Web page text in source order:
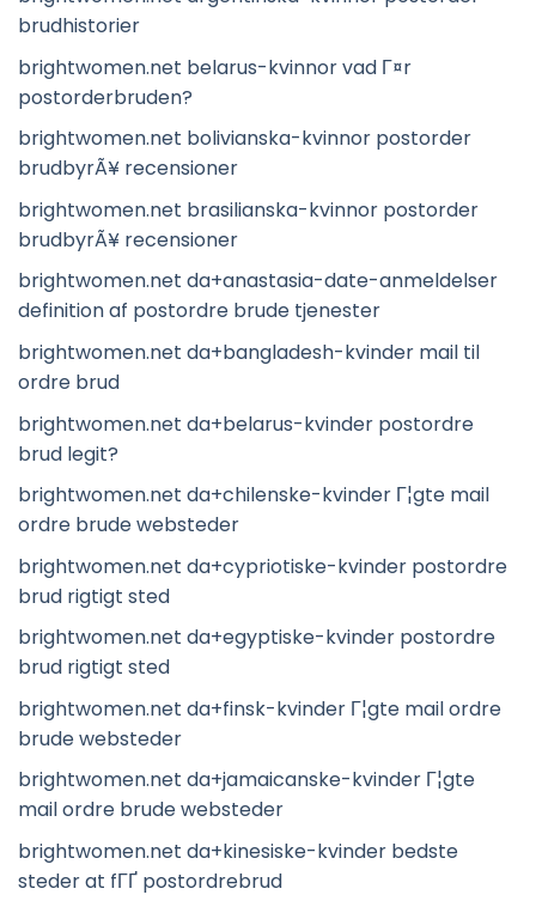
brudhistorier
brightwomen.net belarus-kvinnor vad Г¤r
postorderbruden?
brightwomen.net bolivianska-kvinnor postorder
brudbyrÃ¥ recensioner
brightwomen.net brasilianska-kvinnor postorder
brudbyrÃ¥ recensioner
brightwomen.net da+anastasia-date-anmeldelser
definition af postordre brude tjenester
brightwomen.net da+bangladesh-kvinder mail til
ordre brud
brightwomen.net da+belarus-kvinder postordre
brud legit?
brightwomen.net da+chilenske-kvinder Г¦gte mail
ordre brude websteder
brightwomen.net da+cypriotiske-kvinder postordre
brud rigtigt sted
brightwomen.net da+egyptiske-kvinder postordre
brud rigtigt sted
brightwomen.net da+finsk-kvinder Г¦gte mail ordre
brude websteder
brightwomen.net da+jamaicanske-kvinder Г¦gte
mail ordre brude websteder
brightwomen.net da+kinesiske-kvinder bedste
steder at fГҐ postordrebrud